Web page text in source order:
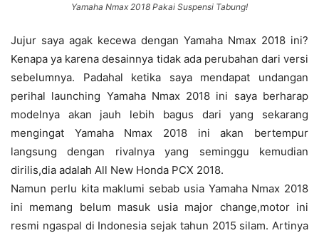
Yamaha Nmax 2018 Pakai Suspensi Tabung!
Jujur saya agak kecewa dengan Yamaha Nmax 2018 ini?
Kenapa ya karena desainnya tidak ada perubahan dari versi
sebelumnya. Padahal ketika saya mendapat undangan
perihal launching Yamaha Nmax 2018 ini saya berharap
modelnya akan jauh lebih bagus dari yang sekarang
mengingat Yamaha Nmax 2018 ini akan bertempur
langsung dengan rivalnya yang seminggu kemudian
dirilis,dia adalah All New Honda PCX 2018.
Namun perlu kita maklumi sebab usia Yamaha Nmax 2018
ini memang belum masuk usia major change,motor ini
resmi ngaspal di Indonesia sejak tahun 2015 silam. Artinya